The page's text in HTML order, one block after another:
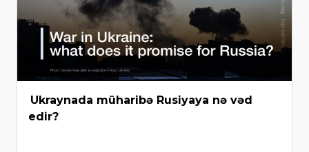
Ukraynada müharibə Rusiyaya nə vəd
edir?